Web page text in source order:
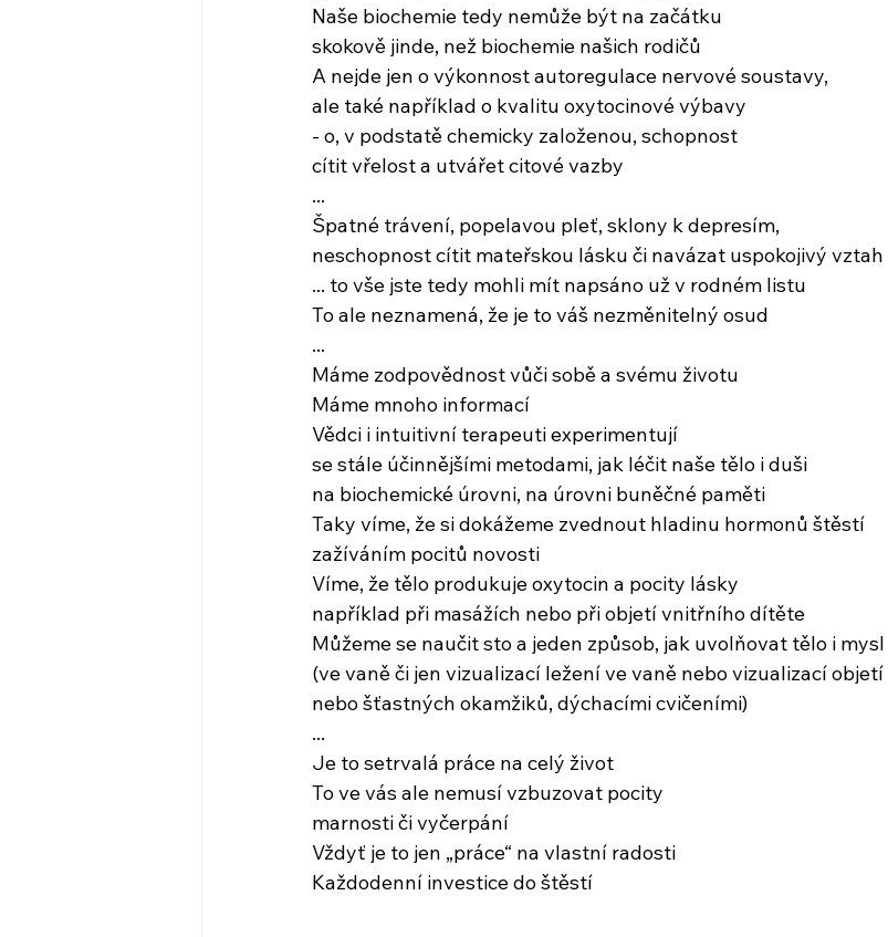
Naše biochemie tedy nemůže být na začátku
skokově jinde, než biochemie našich rodičů
A nejde jen o výkonnost autoregulace nervové soustavy,
ale také například o kvalitu oxytocinové výbavy
- o, v podstatě chemicky založenou, schopnost
cítit vřelost a utvářet citové vazby
...
Špatné trávení, popelavou pleť, sklony k depresím,
neschopnost cítit mateřskou lásku či navázat uspokojivý vztah
... to vše jste tedy mohli mít napsáno už v rodném listu
To ale neznamená, že je to váš nezměnitelný osud
...
Máme zodpovědnost vůči sobě a svému životu
Máme mnoho informací
Vědci i intuitivní terapeuti experimentují
se stále účinnějšími metodami, jak léčit naše tělo i duši
na biochemické úrovni, na úrovni buněčné paměti
Taky víme, že si dokážeme zvednout hladinu hormonů štěstí
zažíváním pocitů novosti
Víme, že tělo produkuje oxytocin a pocity lásky
například při masážích nebo při objetí vnitřního dítěte
Můžeme se naučit sto a jeden způsob, jak uvolňovat tělo i mysl
(ve vaně či jen vizualizací ležení ve vaně nebo vizualizací objetí
nebo šťastných okamžiků, dýchacími cvičeními)
...
Je to setrvalá práce na celý život
To ve vás ale nemusí vzbuzovat pocity
marnosti či vyčerpání
Vždyť je to jen „práce“ na vlastní radosti
Každodenní investice do štěstí